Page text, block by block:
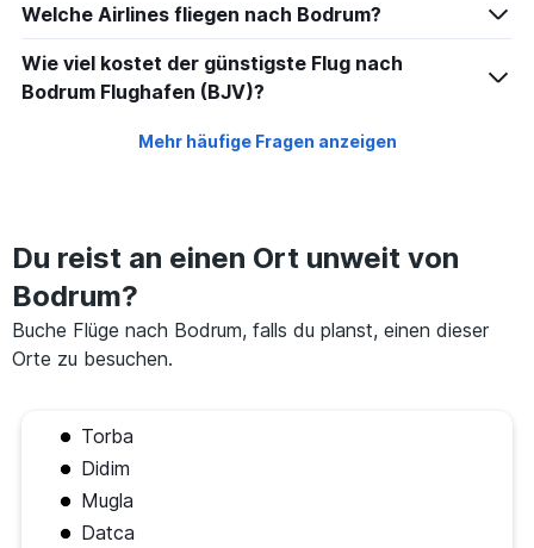
Welche Airlines fliegen nach Bodrum?
Wie viel kostet der günstigste Flug nach
Bodrum Flughafen (BJV)?
Mehr häufige Fragen anzeigen
Du reist an einen Ort unweit von
Bodrum?
Buche Flüge nach Bodrum, falls du planst, einen dieser
Orte zu besuchen.
Torba
Didim
Mugla
Datca